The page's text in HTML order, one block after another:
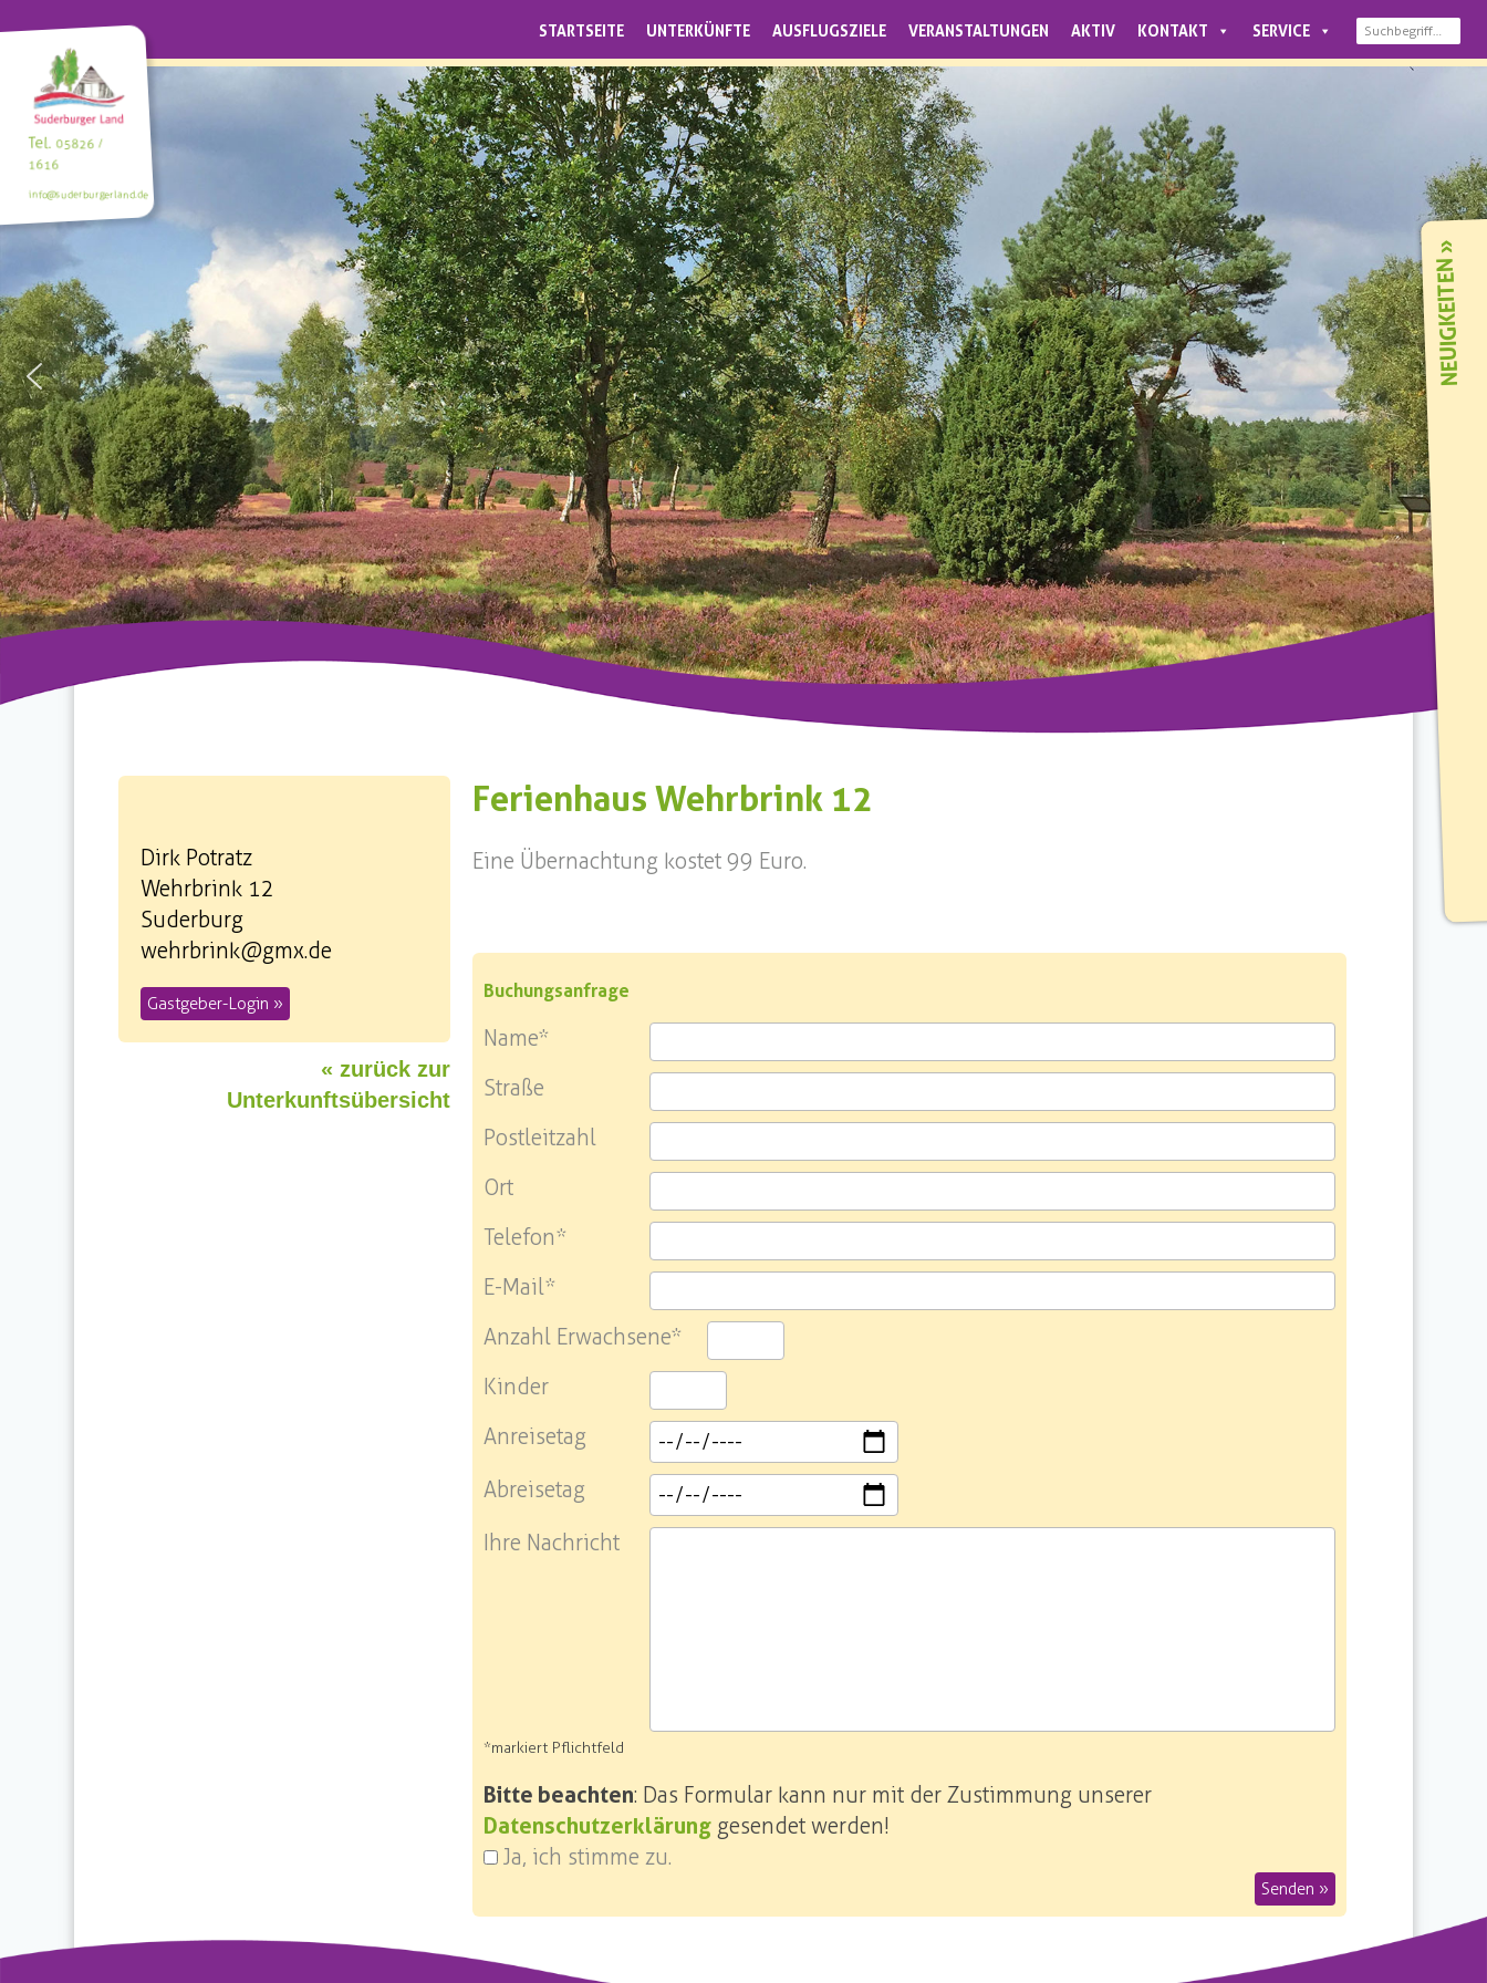
STARTSEITE UNTERKÜNFTE AUSFLUGSZIELE VERANSTALTUNGEN AKTIV KONTAKT SERVICE
Tel.05826 /
1616
info@suderburgerland.de
Dirk Potratz
Wehrbrink 12
Suderburg
wehrbrink@gmx.de
Gastgeber-Login »
« zurück zur
Unterkunftsübersicht
Ferienhaus Wehrbrink 12
Eine Übernachtung kostet 99 Euro.
Buchungsanfrage
Name*
Straße
Postleitzahl
Ort
Telefon*
E-Mail*
Anzahl Erwachsene*
Kinder
Anreisetag
Abreisetag
Ihre Nachricht
*markiert Pflichtfeld
Bitte beachten: Das Formular kann nur mit der Zustimmung unserer
Datenschutzerklärung gesendet werden!
Ja, ich stimme zu.
Senden »
NEUIGKEITEN